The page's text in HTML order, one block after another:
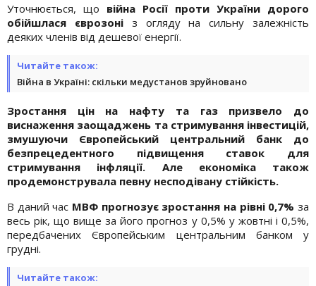
Уточнюється, що війна Росії проти України дорого
обійшлася єврозоні з огляду на сильну залежність
деяких членів від дешевої енергії.
Читайте також:
Війна в Україні: скільки медустанов зруйновано
Зростання цін на нафту та газ призвело до
виснаження заощаджень та стримування інвестицій,
змушуючи Європейський центральний банк до
безпрецедентного підвищення ставок для
стримування інфляції. Але економіка також
продемонструвала певну несподівану стійкість.
В даний час МВФ прогнозує зростання на рівні 0,7% за
весь рік, що вище за його прогноз у 0,5% у жовтні і 0,5%,
передбачених Європейським центральним банком у
грудні.
Читайте також: